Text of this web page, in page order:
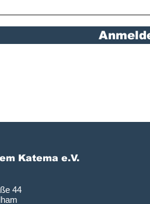
Katema e.V.
44